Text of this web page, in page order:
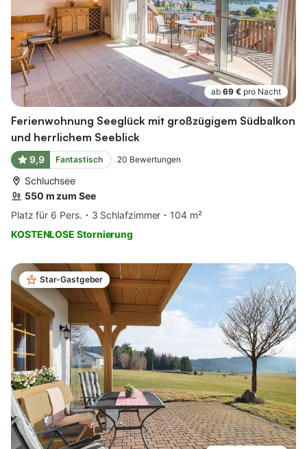
ab 69 € pro Nacht
Ferienwohnung Seeglück mit großzügigem Südbalkon
und herrlichem Seeblick
9,9 Fantastisch 20 Bewertungen
Schluchsee
550 m zum See
Platz für 6 Pers.
3 Schlafzimmer
104 m²
KOSTENLOSE Stornierung
Star-Gastgeber